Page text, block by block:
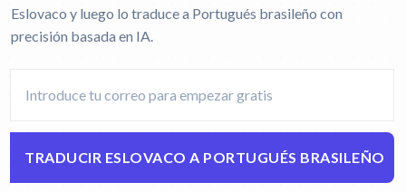
Eslovaco y luego lo traduce a Portugués brasileño con
precisión basada en IA.
TRADUCIR ESLOVACO A PORTUGUÉS BRASILEÑO